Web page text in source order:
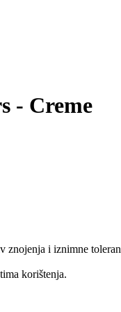
- Creme
znojenja i iznimne
korištenja.